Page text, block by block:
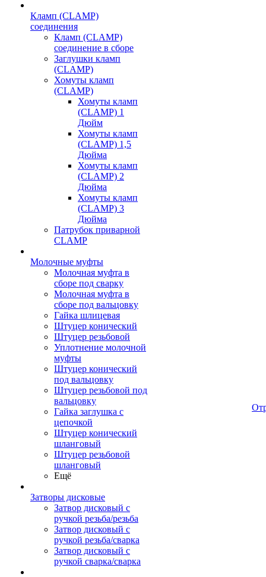
Кламп (CLAMP)
соединения
Кламп (CLAMP)
соединение в сборе
Заглушки кламп
(CLAMP)
Хомуты кламп
(CLAMP)
Хомуты кламп
(CLAMP) 1
Дюйм
Хомуты кламп
(CLAMP) 1,5
Дюйма
Хомуты кламп
(CLAMP) 2
Дюйма
Хомуты кламп
(CLAMP) 3
Дюйма
Патрубок приварной
CLAMP
Молочные муфты
Молочная муфта в
сборе под сварку
Молочная муфта в
сборе под вальцовку
Гайка шлицевая
Штуцер конический
Штуцер резьбовой
Уплотнение молочной
муфты
Штуцер конический
под вальцовку
Штуцер резьбовой под
вальцовку
Гайка заглушка с
цепочкой
Штуцер конический
шланговый
Штуцер резьбовой
шланговый
Ещё
Затворы дисковые
Затвор дисковый с
ручкой резьба/резьба
Затвор дисковый с
ручкой резьба/сварка
Затвор дисковый с
ручкой сварка/сварка